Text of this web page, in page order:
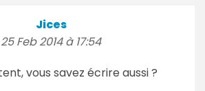
Jices
25 Feb 2014 à 17:54
vous savez écrire aussi ?